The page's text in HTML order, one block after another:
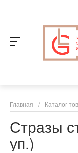
Главная / Каталог
Стразы
уп.)